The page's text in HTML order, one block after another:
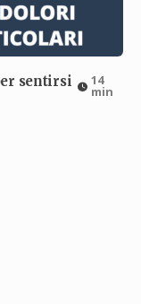
sentirsi
14
min